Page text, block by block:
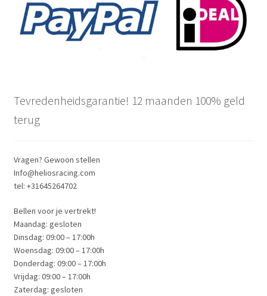
Tevredenheidsgarantie! 12 maanden 100% geld
terug
Vragen? Gewoon stellen
Info@heliosracing.com
tel: +31645264702
Bellen voor je vertrekt!
Maandag: gesloten
Dinsdag: 09:00 – 17:00h
Woensdag: 09:00 – 17:00h
Donderdag: 09:00 – 17:00h
Vrijdag: 09:00 – 17:00h
Zaterdag: gesloten